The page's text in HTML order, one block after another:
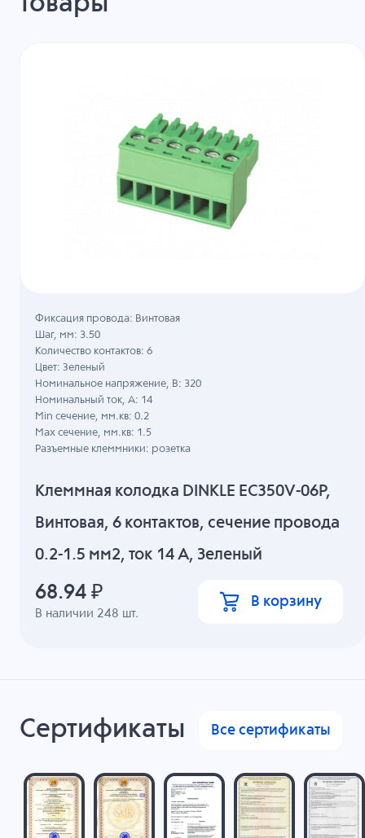
Клеммная колодка DINKLE EC350V-06P,
Винтовая, 6 контактов, сечение провода
0.2-1.5 мм2, ток 14 A, Зеленый
В наличии 248 шт.
Фиксация провода: Винтовая
Шаг, мм: 3.50
Количество контактов: 6
Цвет: Зеленый
Номинальное напряжение, B: 320
Номинальный ток, А: 14
Min сечение, мм.кв: 0.2
Max сечение, мм.кв: 1.5
Разъемные клеммники: розетка
68.94 ₽ В корзину
Сертификаты Все сертификаты